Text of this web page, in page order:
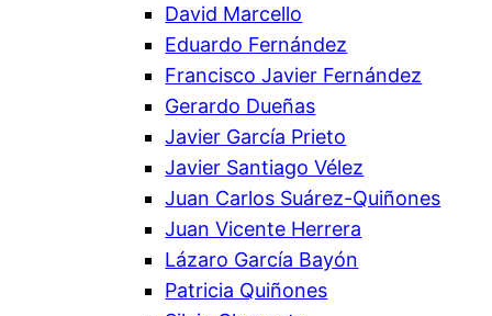
David Marcello
Eduardo Fernández
Francisco Javier Fernández
Gerardo Dueñas
Javier García Prieto
Javier Santiago Vélez
Juan Carlos Suárez-Quiñones
Juan Vicente Herrera
Lázaro García Bayón
Patricia Quiñones